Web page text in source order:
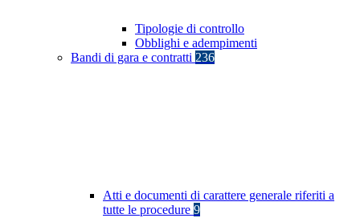
Tipologie di controllo
Obblighi e adempimenti
Bandi di gara e contratti 236
Atti e documenti di carattere generale riferiti a
tutte le procedure 9